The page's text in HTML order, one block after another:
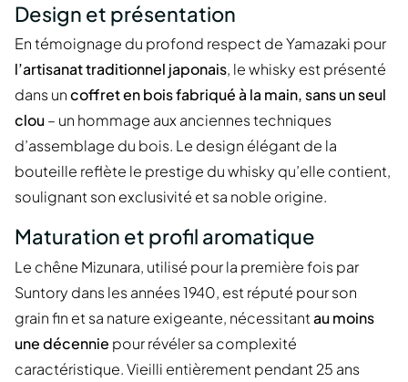
Design et présentation
En témoignage du profond respect de Yamazaki pour
l’artisanat traditionnel japonais, le whisky est présenté
dans uncoffret en bois fabriqué à la main, sans un seul
clou– un hommage aux anciennes techniques
d’assemblage du bois. Le design élégant de la
bouteille reflète le prestige du whisky qu’elle contient,
soulignant son exclusivité et sa noble origine.
Maturation et profil aromatique
Le chêne Mizunara, utilisé pour la première fois par
Suntory dans les années 1940, est réputé pour son
grain fin et sa nature exigeante, nécessitantau moins
une décennie pour révéler sa complexité
caractéristique. Vieilli entièrement pendant 25 ans